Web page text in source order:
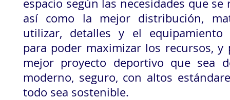
espacio según las necesidades que se
así como la mejor distribución,
utilizar, detalles y el equipamiento
para poder maximizar los recursos, y
mejor proyecto deportivo que sea
moderno, seguro, con altos
todo sea sostenible.